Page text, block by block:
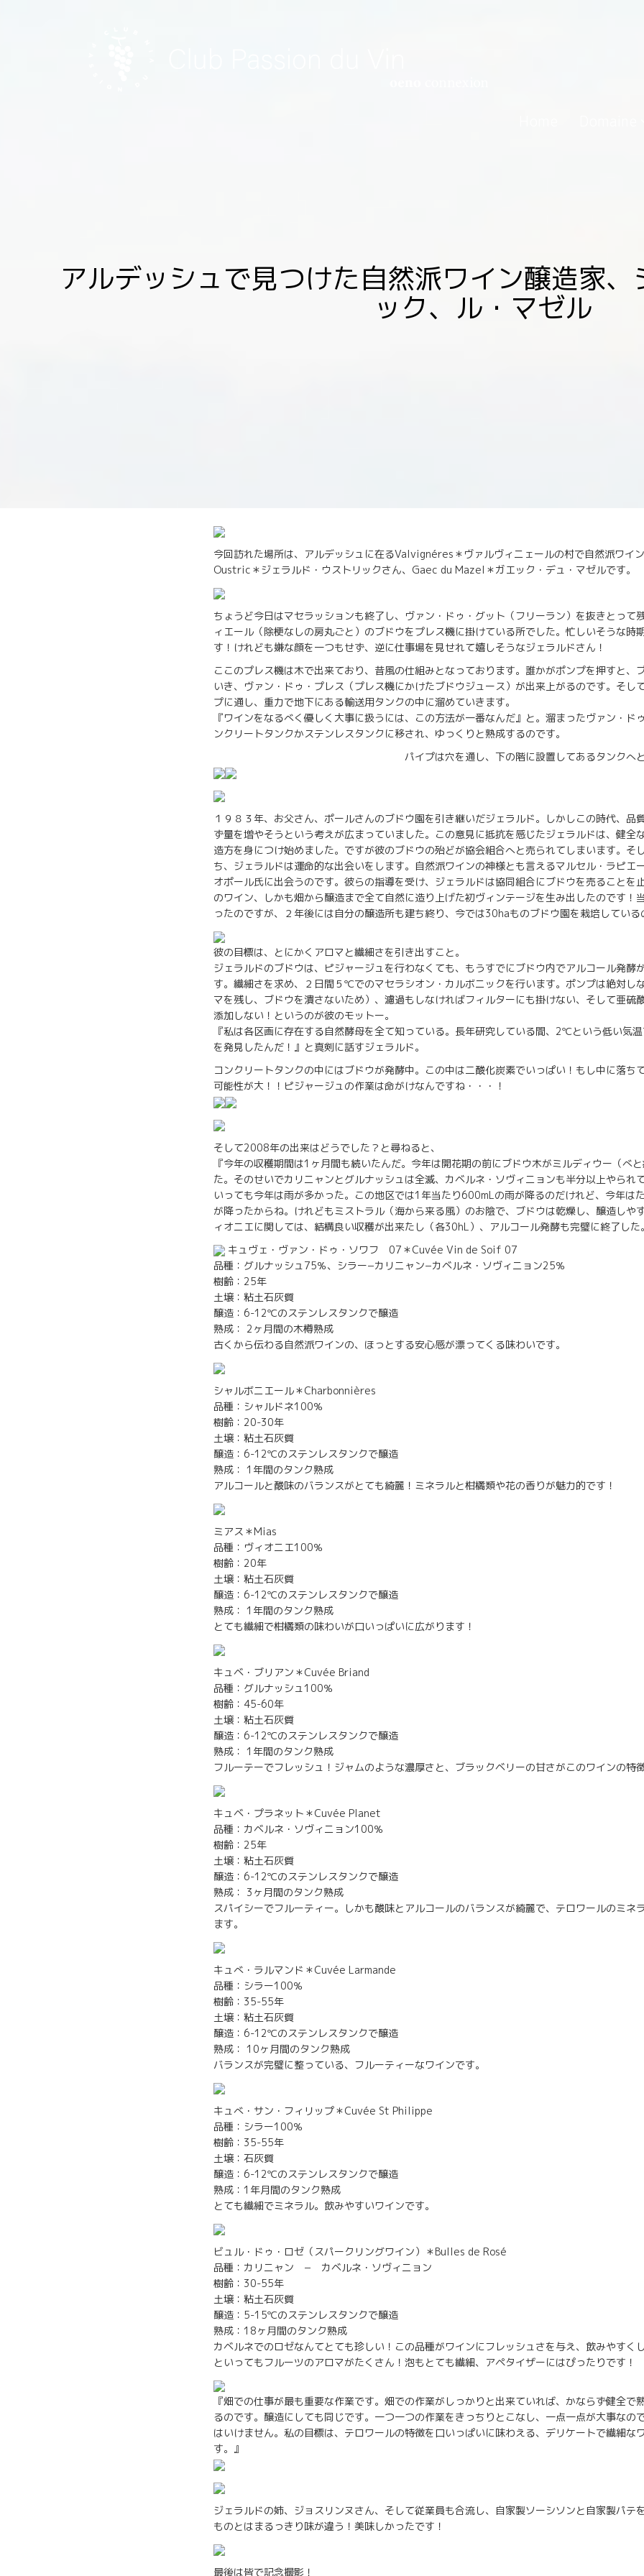
アルデッシュで見つけた自然派ワイン醸造家
ック、ル・マゼル
今回訪れた場所は、アルデッシュに在るValvignéres＊ヴァルヴィニェールの村で自然派ワイ
Oustric＊ジェラルド・ウストリックさん、Gaec du Mazel＊ガエック・デュ・マゼルです。
ちょうど今日はマセラッションも終了し、ヴァン・ドゥ・グット（フリーラン）を抜きとって
ィエール（除梗なしの房丸ごと）のブドウをプレス機に掛けている所でした。忙しいそうな時
す！けれども嫌な顔を一つもせず、逆に仕事場を見せれて嬉しそうなジェラルドさん！
ここのプレス機は木で出来ており、昔風の仕組みとなっております。誰かがポンプを押すと、
いき、ヴァン・ドゥ・プレス（プレス機にかけたブドウジュース）が出来上がるのです。そし
プに通し、重力で地下にある輸送用タンクの中に溜めていきます。
『ワインをなるべく優しく大事に扱うには、この方法が一番なんだ』と。溜まったヴァン・ド
ンクリートタンクかステンレスタンクに移され、ゆっくりと熟成するのです。
パイプは穴を通し、下の階に設置してあるタンクへと流れ
１９８３年、お父さん、ポールさんのブドウ園を引き継いだジェラルド。しかしこの時代、品
ず量を増やそうという考えが広まっていました。この意見に抵抗を感じたジェラルドは、健全
造方を身につけ始めました。ですが彼のブドウの殆どが協会組合へと売られてしまいます。そ
ち、ジェラルドは運命的な出会いをします。自然派ワインの神様とも言えるマルセル・ラピエ
オポール氏に出会うのです。彼らの指導を受け、ジェラルドは協同組合にブドウを売ることを
のワイン、しかも畑から醸造まで全て自然に造り上げた初ヴィンテージを生み出したのです！
ったのですが、２年後には自分の醸造所も建ち終り、今では30haものブドウ園を栽培している
彼の目標は、とにかくアロマと繊細さを引き出すこと。
ジェラルドのブドウは、ピジャージュを行わなくても、もうすでにブドウ内でアルコール発酵
す。繊細さを求め、２日間５℃でのマセラシオン・カルボニックを行います。ポンプは絶対し
マを残し、ブドウを潰さないため）、濾過もしなければフィルターにも掛けない、そして亜硫
添加しない！というのが彼のモットー。
『私は各区画に存在する自然酵母を全て知っている。長年研究している間、2℃という低い気
を発見したんだ！』と真剣に話すジェラルド。
コンクリートタンクの中にはブドウが発酵中。この中は二酸化炭素でいっぱい！もし中に落ち
可能性が大！！ピジャージュの作業は命がけなんですね・・・！
そして2008年の出来はどうでした？と尋ねると、
『今年の収穫期間は1ヶ月間も続いたんだ。今年は開花期の前にブドウ木がミルディウー（べ
た。そのせいでカリニャンとグルナッシュは全滅、カベルネ・ソヴィニョンも半分以上やられ
いっても今年は雨が多かった。この地区では1年当たり600mLの雨が降るのだけれど、今年は
が降ったからね。けれどもミストラル（海から来る風）のお陰で、ブドウは乾燥し、醸造しや
ィオニエに関しては、結構良い収穫が出来たし（各30hL）、アルコール発酵も完璧に終了した
キュヴェ・ヴァン・ドゥ・ソワフ 07＊Cuvée Vin de Soif 07
品種：グルナッシュ75％、シラー−カリニャン−カベルネ・ソヴィニョン25％
樹齢：25年
土壌：粘土石灰質
醸造：6-12℃のステンレスタンクで醸造
熟成： 2ヶ月間の木樽熟成
古くから伝わる自然派ワインの、ほっとする安心感が漂ってくる味わいです。
シャルボニエール＊Charbonnières
品種：シャルドネ100％
樹齢：20-30年
土壌：粘土石灰質
醸造：6-12℃のステンレスタンクで醸造
熟成： 1年間のタンク熟成
アルコールと酸味のバランスがとても綺麗！ミネラルと柑橘類や花の香りが魅力的です！
ミアス＊Mias
品種：ヴィオニエ100％
樹齢：20年
土壌：粘土石灰質
醸造：6-12℃のステンレスタンクで醸造
熟成： 1年間のタンク熟成
とても繊細で柑橘類の味わいが口いっぱいに広がります！
キュベ・ブリアン＊Cuvée Briand
品種：グルナッシュ100％
樹齢：45-60年
土壌：粘土石灰質
醸造：6-12℃のステンレスタンクで醸造
熟成： 1年間のタンク熟成
フルーテーでフレッシュ！ジャムのような濃厚さと、ブラックベリーの甘さがこのワインの特
キュベ・プラネット＊Cuvée Planet
品種：カベルネ・ソヴィニョン100％
樹齢：25年
土壌：粘土石灰質
醸造：6-12℃のステンレスタンクで醸造
熟成： 3ヶ月間のタンク熟成
スパイシーでフルーティー。しかも酸味とアルコールのバランスが綺麗で、テロワールのミネ
ます。
キュべ・ラルマンド＊Cuvée Larmande
品種：シラー100％
樹齢：35-55年
土壌：粘土石灰質
醸造：6-12℃のステンレスタンクで醸造
熟成： 10ヶ月間のタンク熟成
バランスが完璧に整っている、フルーティーなワインです。
キュべ・サン・フィリップ＊Cuvée St Philippe
品種：シラー100％
樹齢：35-55年
土壌：石灰質
醸造：6-12℃のステンレスタンクで醸造
熟成：1年月間のタンク熟成
とても繊細でミネラル。飲みやすいワインです。
ビュル・ドゥ・ロゼ（スパークリングワイン）＊Bulles de Rosé
品種：カリニャン − カベルネ・ソヴィニョン
樹齢：30-55年
土壌：粘土石灰質
醸造：5-15℃のステンレスタンクで醸造
熟成：18ヶ月間のタンク熟成
カベルネでのロゼなんてとても珍しい！この品種がワインにフレッシュさを与え、飲みやすく
といってもフルーツのアロマがたくさん！泡もとても繊細、アペタイザーにはぴったりです！
『畑での仕事が最も重要な作業です。畑での作業がしっかりと出来ていれば、かならず健全で
るのです。醸造にしても同じです。一つ一つの作業をきっちりとこなし、一点一点が大事なの
はいけません。私の目標は、テロワールの特徴を口いっぱいに味わえる、デリケートで繊細な
す。』
ジェラルドの姉、ジョスリンヌさん、そして従業員も合流し、自家製ソーシソンと自家製パテ
ものとはまるっきり味が違う！美味しかったです！
最後は皆で記念撮影！